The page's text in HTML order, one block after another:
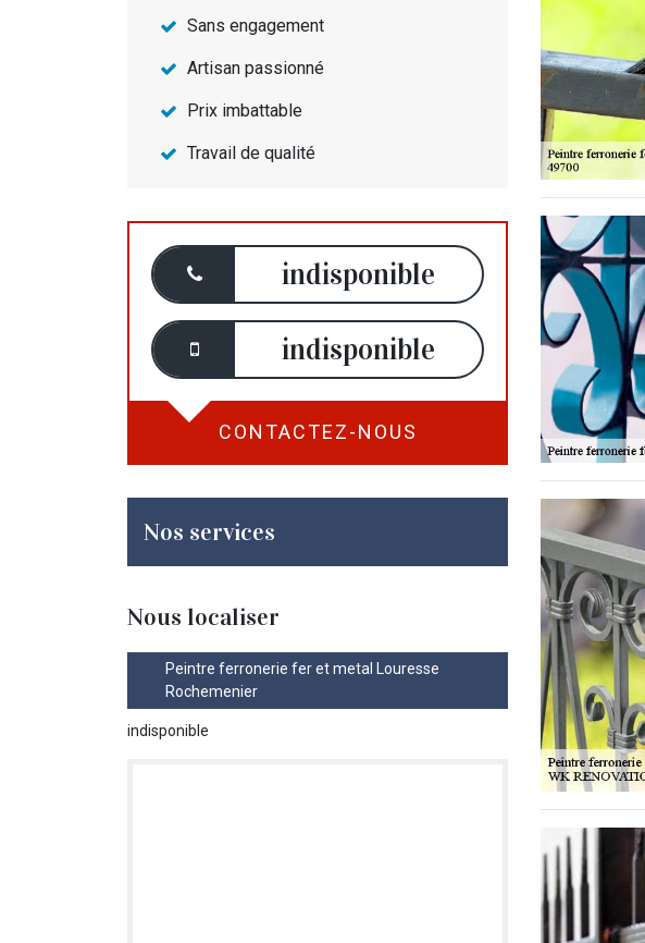
Sans engagement
Artisan passionné
Prix imbattable
Travail de qualité
indisponible
indisponible
CONTACTEZ-NOUS
Nos services
Nous localiser
Peintre ferronerie fer et metal Louresse
Rochemenier
indisponible